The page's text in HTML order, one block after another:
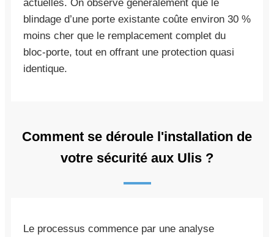
actuelles. On observe généralement que le
blindage d’une porte existante coûte environ 30 %
moins cher que le remplacement complet du
bloc-porte, tout en offrant une protection quasi
identique.
Comment se déroule l'installation de
votre sécurité aux Ulis ?
Le processus commence par une analyse